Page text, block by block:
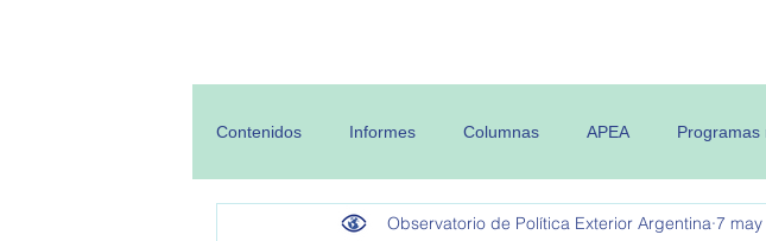
Contenidos Informes Columnas APEA Programas
Observatorio de Política Exterior Argentina 7